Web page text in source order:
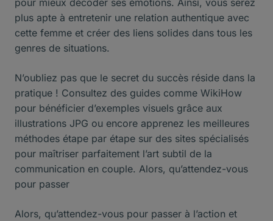
pour mieux décoder ses émotions. Ainsi, vous serez
plus apte à entretenir une relation authentique avec
cette femme et créer des liens solides dans tous les
genres de situations.
N’oubliez pas que le secret du succès réside dans la
pratique ! Consultez des guides comme WikiHow
pour bénéficier d’exemples visuels grâce aux
illustrations JPG ou encore apprenez les meilleures
méthodes étape par étape sur des sites spécialisés
pour maîtriser parfaitement l’art subtil de la
communication en couple. Alors, qu’attendez-vous
pour passer
Alors, qu’attendez-vous pour passer à l’action et